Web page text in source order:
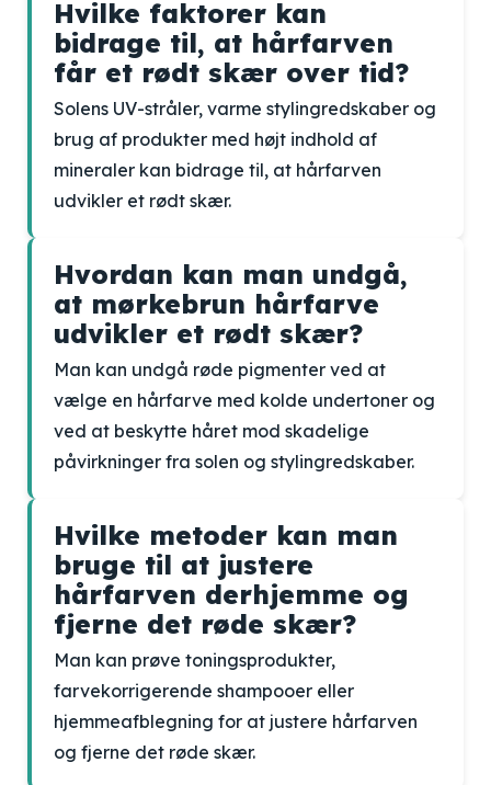
Hvilke faktorer kan
bidrage til, at hårfarven
får et rødt skær over tid?
Solens UV-stråler, varme stylingredskaber og
brug af produkter med højt indhold af
mineraler kan bidrage til, at hårfarven
udvikler et rødt skær.
Hvordan kan man undgå,
at mørkebrun hårfarve
udvikler et rødt skær?
Man kan undgå røde pigmenter ved at
vælge en hårfarve med kolde undertoner og
ved at beskytte håret mod skadelige
påvirkninger fra solen og stylingredskaber.
Hvilke metoder kan man
bruge til at justere
hårfarven derhjemme og
fjerne det røde skær?
Man kan prøve toningsprodukter,
farvekorrigerende shampooer eller
hjemmeafblegning for at justere hårfarven
og fjerne det røde skær.